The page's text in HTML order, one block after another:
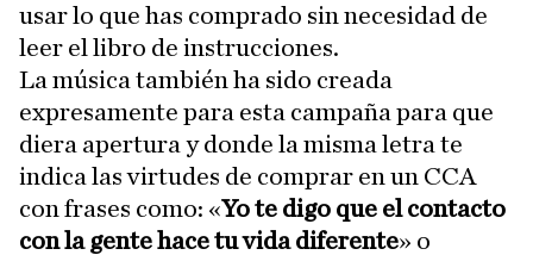
usar lo que has comprado sin necesidad de
leer el libro de instrucciones.
La música también ha sido creada
expresamente para esta campaña para que
diera apertura y donde la misma letra te
indica las virtudes de comprar en un CCA
con frases como: «Yo te digo que el contacto
con la gente hace tu vida diferente» o